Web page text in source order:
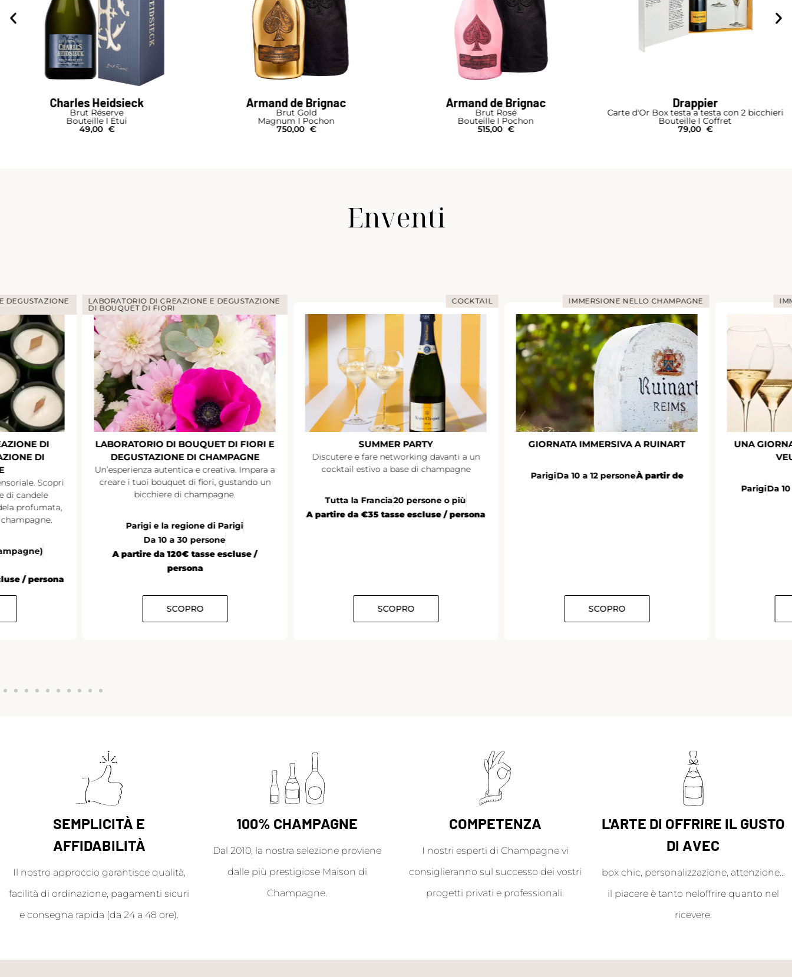
Charles Heidsieck
Brut Réserve
Bouteille I Étui
49,00 €
Armand de Brignac
Brut Gold
Magnum I Pochon
750,00 €
Armand de Brignac
Brut Rosé
Bouteille I Pochon
515,00 €
Drappier
Carte d'Or Box testa a testa con 2 bicchieri
Bouteille I Coffret
79,00 €
Enventi
DEGUSTAZIONE
DI
DI
Scopri
di candele
profumata,
/ persona
LABORATORIO DI CREAZIONE E DEGUSTAZIONE
DI BOUQUET DI FIORI
LABORATORIO DI BOUQUET DI FIORI E
DEGUSTAZIONE DI CHAMPAGNE
Un’esperienza autentica e creativa. Impara a
creare i tuoi bouquet di fiori, gustando un
bicchiere di champagne.
Parigi e la regione di Parigi
Da 10 a 30 persone
A partire da 120€ tasse escluse /
persona
SCOPRO
COCKTAIL
SUMMER PARTY
Discutere e fare networking davanti a un
cocktail estivo a base di champagne
Tutta la Francia20 persone o più
A partire da €35 tasse escluse / persona
SCOPRO
IMMERSIONE NELLO CHAMPAGNE
GIORNATA IMMERSIVA A RUINART
ParigiDa 10 a 12 personeÀ partir de
SCOPRO
UNA
ParigiDa
SEMPLICITÀ E
AFFIDABILITÀ
Il nostro approccio garantisce qualità,
facilità di ordinazione, pagamenti sicuri
e consegna rapida (da 24 a 48 ore).
100% CHAMPAGNE
Dal 2010, la nostra selezione proviene
dalle più prestigiose Maison di
Champagne.
COMPETENZA
I nostri esperti di Champagne vi
consiglieranno sul successo dei vostri
progetti privati e professionali.
L'ARTE DI OFFRIRE IL GUSTO
DI AVEC
box chic, personalizzazione, attenzione...
il piacere è tanto neloffrire quanto nel
ricevere.